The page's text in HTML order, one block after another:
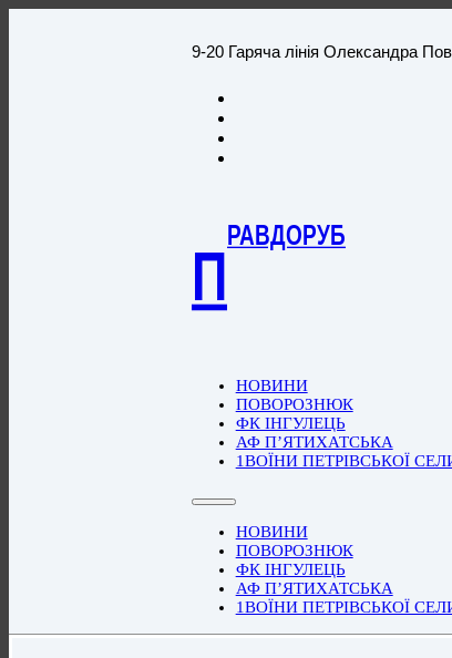
9-20 Гаряча лінія Олександра
П
РАВДОРУБ
НОВИНИ
ПОВОРОЗНЮК
ФК ІНГУЛЕЦЬ
АФ П’ЯТИХАТСЬКА
1ВОЇНИ ПЕТРІВСЬКОЇ
НОВИНИ
ПОВОРОЗНЮК
ФК ІНГУЛЕЦЬ
АФ П’ЯТИХАТСЬКА
1ВОЇНИ ПЕТРІВСЬКОЇ